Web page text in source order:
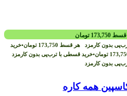
قسط 173,750 تومان
بدون کارمزد هر قسط 173,750 تومان•خرید
تومان•خرید قسطی با ترب‌پی بدون کارمزد
بدون کارمزد
همه کاره